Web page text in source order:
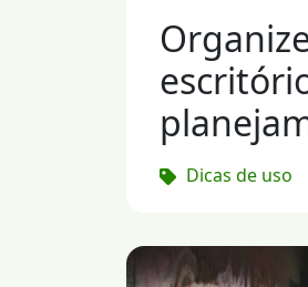
Dicas de uso